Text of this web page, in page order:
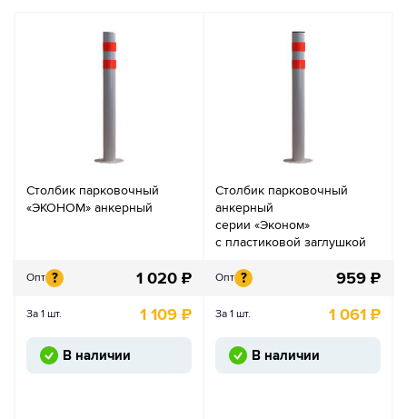
Столбик парковочный
«ЭКОНОМ» анкерный
Опт ? 1 020 ₽
За 1 шт. 1 109 ₽
В наличии
Столбик парковочный
анкерный
серии «Эконом»
с пластиковой заглушкой
Опт ? 959 ₽
За 1 шт. 1 061 ₽
В наличии